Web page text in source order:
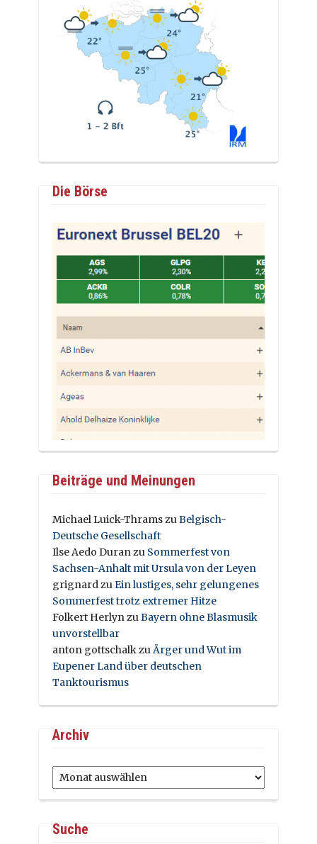
Die Börse
Beiträge und Meinungen
Michael Luick-ThramszuBelgisch-
Deutsche Gesellschaft
Ilse Aedo Duranzu Sommerfest von
Sachsen-Anhalt mit Ursula von der Leyen
grignardzuEin lustiges, sehr gelungenes
Sommerfest trotz extremer Hitze
Folkert HerlynzuBayern ohne Blasmusik
unvorstellbar
anton gottschalkzuÄrger und Wut im
Eupener Land über deutschen
Tanktourismus
Archiv
Archiv
Suche